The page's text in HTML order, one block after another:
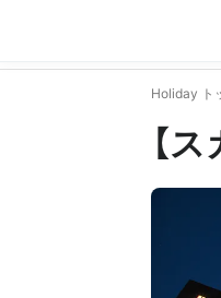
Holiday ト
【